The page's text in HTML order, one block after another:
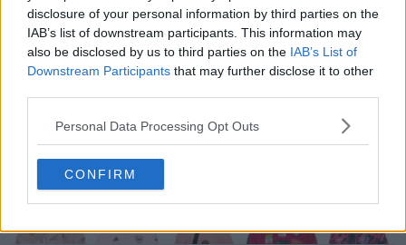
disclosure of your personal information by third parties on the
IAB’s list of downstream participants. This information may
also be disclosed by us to third parties on the IAB’s List of
Downstream Participants that may further disclose it to other
Personal Data Processing Opt Outs
CONFIRM